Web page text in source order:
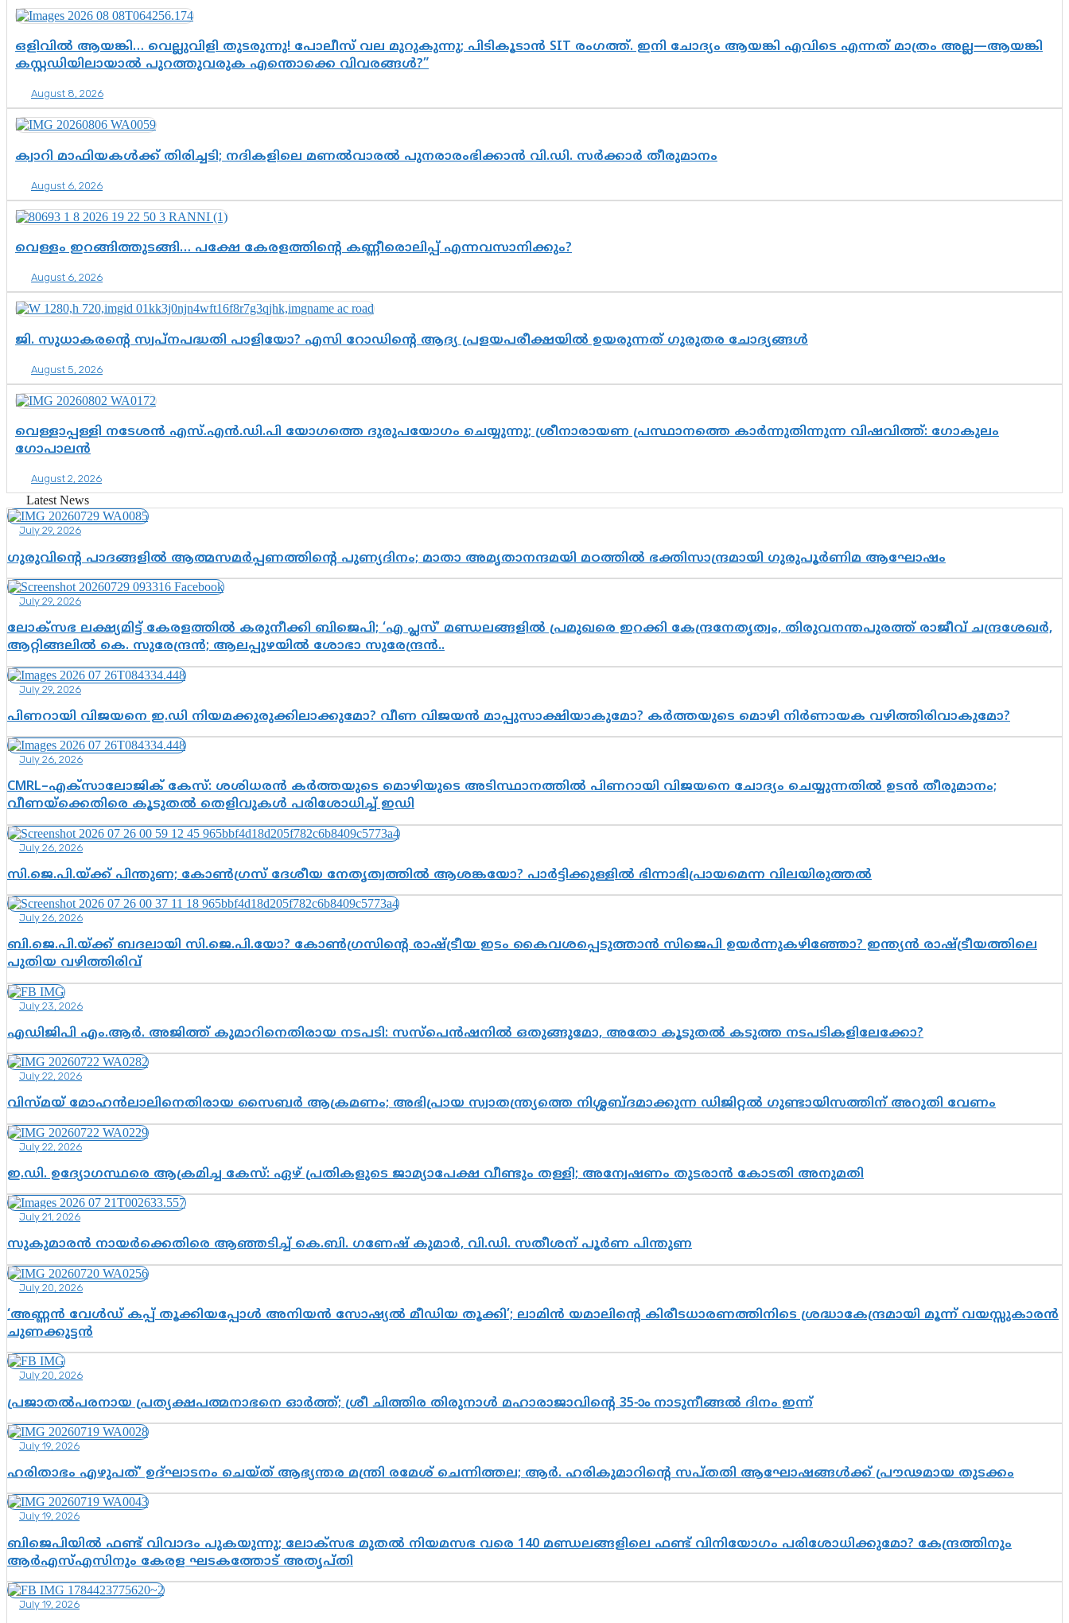
ഒളിവിൽ ആയങ്കി… വെല്ലുവിളി തുടരുന്നു! പോലീസ് വല മുറുകുന്നു; പിടികൂടാൻ SIT രംഗത്ത്. ഇനി ചോദ്യം ആയങ്കി എവിടെ എന്നത് മാത്രം അല്ല—ആയങ്കി
കസ്റ്റഡിയിലായാൽ പുറത്തുവരുക എന്തൊക്കെ വിവരങ്ങൾ?”
August 8, 2026
ക്വാറി മാഫിയകൾക്ക് തിരിച്ചടി; നദികളിലെ മണൽവാരൽ പുനരാരംഭിക്കാൻ വി.ഡി. സർക്കാർ തീരുമാനം
August 6, 2026
വെള്ളം ഇറങ്ങിത്തുടങ്ങി… പക്ഷേ കേരളത്തിന്റെ കണ്ണീരൊലിപ്പ് എന്നവസാനിക്കും?
August 6, 2026
ജി. സുധാകരന്റെ സ്വപ്നപദ്ധതി പാളിയോ? എസി റോഡിന്റെ ആദ്യ പ്രളയപരീക്ഷയിൽ ഉയരുന്നത് ഗുരുതര ചോദ്യങ്ങൾ
August 5, 2026
വെള്ളാപ്പള്ളി നടേശൻ എസ്.എൻ.ഡി.പി യോഗത്തെ ദുരുപയോഗം ചെയ്യുന്നു; ശ്രീനാരായണ പ്രസ്ഥാനത്തെ കാർന്നുതിന്നുന്ന വിഷവിത്ത്: ഗോകുലം
ഗോപാലൻ
August 2, 2026
Latest News
July 29, 2026
ഗുരുവിന്റെ പാദങ്ങളിൽ ആത്മസമർപ്പണത്തിന്റെ പുണ്യദിനം; മാതാ അമൃതാനന്ദമയി മഠത്തിൽ ഭക്തിസാന്ദ്രമായി ഗുരുപൂർണിമ ആഘോഷം
July 29, 2026
ലോക്സഭ ലക്ഷ്യമിട്ട് കേരളത്തിൽ കരുനീക്കി ബിജെപി; ‘എ പ്ലസ്’ മണ്ഡലങ്ങളിൽ പ്രമുഖരെ ഇറക്കി കേന്ദ്രനേതൃത്വം, തിരുവനന്തപുരത്ത് രാജീവ് ചന്ദ്രശേഖർ,
ആറ്റിങ്ങലിൽ കെ. സുരേന്ദ്രൻ; ആലപ്പുഴയിൽ ശോഭാ സുരേന്ദ്രൻ..
July 29, 2026
പിണറായി വിജയനെ ഇ.ഡി നിയമക്കുരുക്കിലാക്കുമോ? വീണ വിജയൻ മാപ്പുസാക്ഷിയാകുമോ? കർത്തയുടെ മൊഴി നിർണായക വഴിത്തിരിവാകുമോ?
July 26, 2026
CMRL–എക്‌സാലോജിക് കേസ്: ശശിധരൻ കർത്തയുടെ മൊഴിയുടെ അടിസ്ഥാനത്തിൽ പിണറായി വിജയനെ ചോദ്യം ചെയ്യുന്നതിൽ ഉടൻ തീരുമാനം;
വീണയ്‌ക്കെതിരെ കൂടുതൽ തെളിവുകൾ പരിശോധിച്ച് ഇഡി
July 26, 2026
സി.ജെ.പി.യ്ക്ക് പിന്തുണ; കോൺഗ്രസ് ദേശീയ നേതൃത്വത്തിൽ ആശങ്കയോ? പാർട്ടിക്കുള്ളിൽ ഭിന്നാഭിപ്രായമെന്ന വിലയിരുത്തൽ
July 26, 2026
ബി.ജെ.പി.യ്ക്ക് ബദലായി സി.ജെ.പി.യോ? കോൺഗ്രസിന്റെ രാഷ്ട്രീയ ഇടം കൈവശപ്പെടുത്താൻ സിജെപി ഉയർന്നുകഴിഞ്ഞോ? ഇന്ത്യൻ രാഷ്ട്രീയത്തിലെ
പുതിയ വഴിത്തിരിവ്
July 23, 2026
എഡിജിപി എം.ആർ. അജിത്ത് കുമാറിനെതിരായ നടപടി: സസ്പെൻഷനിൽ ഒതുങ്ങുമോ, അതോ കൂടുതൽ കടുത്ത നടപടികളിലേക്കോ?
July 22, 2026
വിസ്മയ് മോഹൻലാലിനെതിരായ സൈബർ ആക്രമണം; അഭിപ്രായ സ്വാതന്ത്ര്യത്തെ നിശ്ശബ്ദമാക്കുന്ന ഡിജിറ്റൽ ഗുണ്ടായിസത്തിന് അറുതി വേണം
July 22, 2026
ഇ.ഡി. ഉദ്യോഗസ്ഥരെ ആക്രമിച്ച കേസ്: ഏഴ് പ്രതികളുടെ ജാമ്യാപേക്ഷ വീണ്ടും തള്ളി; അന്വേഷണം തുടരാൻ കോടതി അനുമതി
July 21, 2026
സുകുമാരൻ നായർക്കെതിരെ ആഞ്ഞടിച്ച് കെ.ബി. ഗണേഷ് കുമാർ, വി.ഡി. സതീശന് പൂർണ പിന്തുണ
July 20, 2026
‘അണ്ണൻ വേൾഡ് കപ്പ് തൂക്കിയപ്പോൾ അനിയൻ സോഷ്യൽ മീഡിയ തൂക്കി’; ലാമിൻ യമാലിന്റെ കിരീടധാരണത്തിനിടെ ശ്രദ്ധാകേന്ദ്രമായി മൂന്ന് വയസ്സുകാരൻ
ചുണക്കുട്ടൻ
July 20, 2026
പ്രജാതൽപരനായ പ്രത്യക്ഷപത്മനാഭനെ ഓർത്ത്; ശ്രീ ചിത്തിര തിരുനാൾ മഹാരാജാവിന്റെ 35-ാം നാടുനീങ്ങൽ ദിനം ഇന്ന്
July 19, 2026
ഹരിതാഭം എഴുപത്’ ഉദ്ഘാടനം ചെയ്ത് ആഭ്യന്തര മന്ത്രി രമേശ് ചെന്നിത്തല; ആർ. ഹരികുമാറിന്റെ സപ്തതി ആഘോഷങ്ങൾക്ക് പ്രൗഢമായ തുടക്കം
July 19, 2026
ബിജെപിയിൽ ഫണ്ട് വിവാദം പുകയുന്നു; ലോക്സഭ മുതൽ നിയമസഭ വരെ 140 മണ്ഡലങ്ങളിലെ ഫണ്ട് വിനിയോഗം പരിശോധിക്കുമോ? കേന്ദ്രത്തിനും
ആർഎസ്എസിനും കേരള ഘടകത്തോട് അതൃപ്തി
July 19, 2026